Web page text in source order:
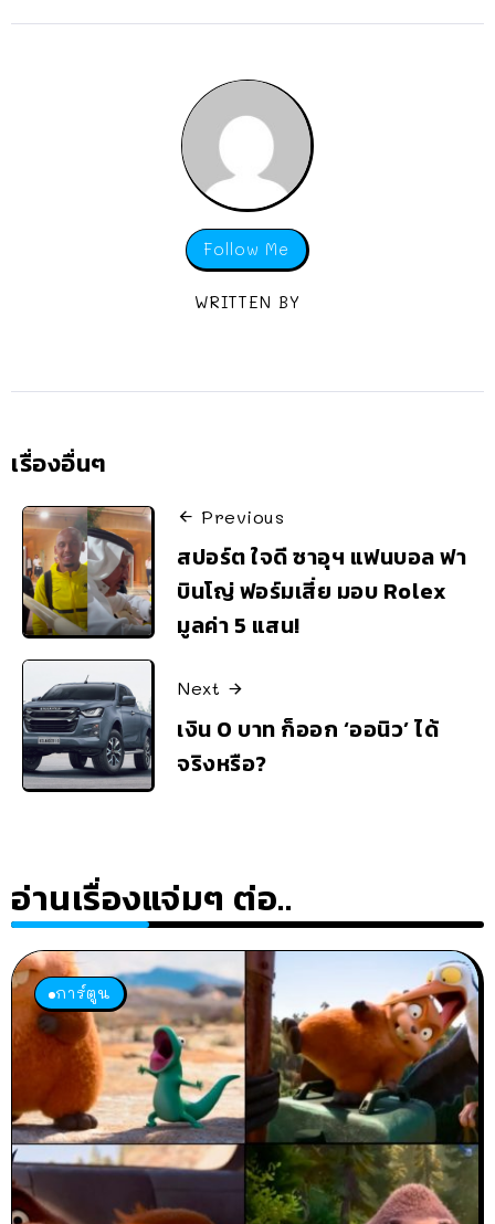
Follow Me
WRITTEN BY
เรื่องอื่นๆ
Previous
สปอร์ต ใจดี ซาอุฯ แฟนบอล ฟา
บินโญ่ ฟอร์มเสี่ย มอบ Rolex
มูลค่า 5 แสน!
Next
เงิน 0 บาท ก็ออก ‘ออนิว’ ได้
จริงหรือ?
อ่านเรื่องแจ่มๆ ต่อ..
การ์ตูน